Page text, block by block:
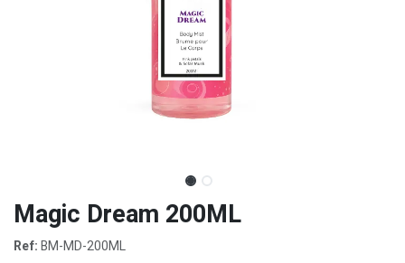
Magic Dream 200ML
Ref:BM-MD-200ML